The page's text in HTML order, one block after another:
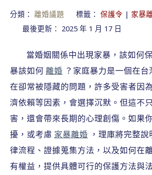
分類： 離婚議題 標籤： 保護令 | 家暴
最後更新： 2025 年 1 月 17 日
當婚姻關係中出現家暴，該如何
暴該如何 離婚 ？家庭暴力是一個在
在卻常被隱藏的問題，許多受害者因
濟依賴等因素，會選擇沉默。但這不
害，還會帶來長期的心理創傷。如果
擾，或考慮 家暴離婚 ，理庫將完整
律流程、證據蒐集方法，以及如何在
有權益，提供具體可行的保護方法與